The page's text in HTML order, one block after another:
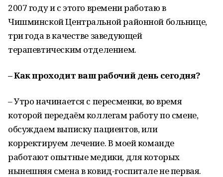
2007 году и с этого времени работаю в
Чишминской Центральной районной больнице,
три года в качестве заведующей
терапевтическим отделением.
– Как проходит ваш рабочий день сегодня?
– Утро начинается с пересменки, во время
которой передаём коллегам работу по смене,
обсуждаем выписку пациентов, или
корректируем лечение. В моей команде
работают опытные медики, для которых
нынешняя смена в ковид-госпитале не первая.